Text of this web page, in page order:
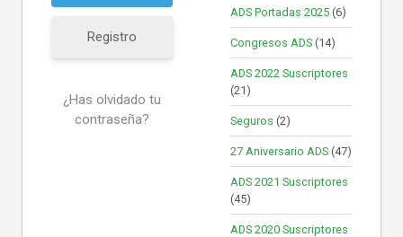
Registro
¿Has olvidado tu
contraseña?
ADS Portadas 2025 (6)
Congresos ADS (14)
ADS 2022 Suscriptores
(21)
Seguros (2)
27 Aniversario ADS (47)
ADS 2021 Suscriptores
(45)
ADS 2020 Suscriptores